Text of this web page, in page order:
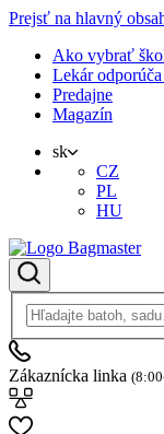
Prejsť na hlavný
Ako vybrať
Lekár
Predajne
Magazín
sk
CZ
PL
HU
Zákaznícka linka